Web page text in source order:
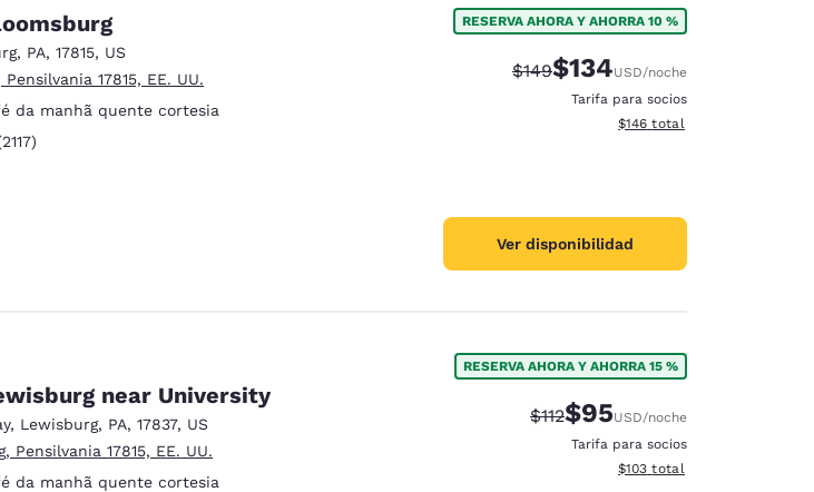
Español
, PA, 17815, US
17815, EE. UU.
da manhã quente cortesia
Muy bueno. 2117 reseñas
RESERVA AHORA Y AHORRA 10 %
Precio tachado:
$149Precio con descuento:
$134USD/noche
Tarifa para socios
Ver detalles del total
$146 total
Ver disponibilidad
near University
, Lewisburg, PA, 17837, US
Pensilvania 17815, EE. UU.
da manhã quente cortesia
RESERVA AHORA Y AHORRA 15 %
Precio tachado:
$112Precio con descuento:
$95USD/noche
Tarifa para socios
Ver detalles del total
$103 total